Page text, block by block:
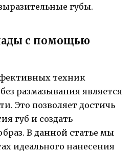
губы.
с помощью
техник
размазывания является
Это позволяет достичь
губ и создать
В данной статье мы
идеального нанесения